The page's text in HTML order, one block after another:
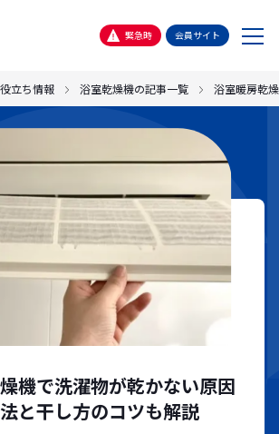
緊急時 会員サイト
メ
ー
立ち情報 浴室乾燥機の記事一覧 浴室暖房乾
機で洗濯物が乾かない原因
と干し方のコツも解説